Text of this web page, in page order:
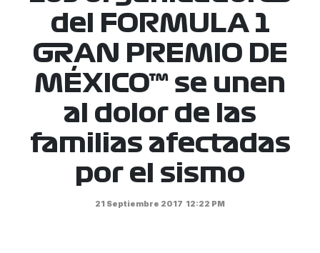
del FORMULA 1
GRAN PREMIO DE
MÉXICO™ se unen
al dolor de las
familias afectadas
por el sismo
21 Septiembre 2017 12:22 PM